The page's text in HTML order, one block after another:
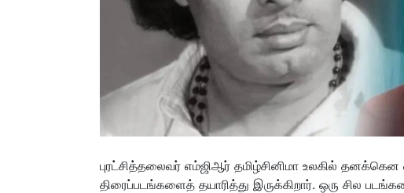
புரட்சித்தலைவர் எம்ஜிஆர் தமிழ்சினிமா உலகில்
திரைப்படங்களைத் தயாரித்து இருக்கிறார். ஒரு சில